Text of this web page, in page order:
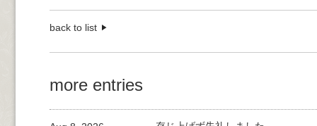
back to list
more entries